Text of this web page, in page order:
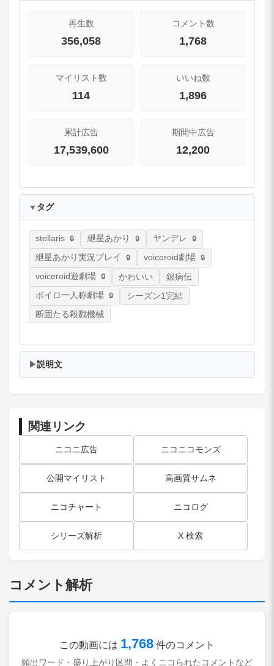
再生数
356,058
コメント数
1,768
マイリスト数
114
いいね数
1,896
累計広告
17,539,600
期間中広告
12,200
▼ タグ
stellaris 紲星あかり
ヤンデレ
紲星あかり実況プレイ
voiceroid劇場
voiceroid遊劇場
かわいい
銀病伝
ボイロ一人称劇場
シーズン1完結
断固たる殺戮機械
▶説明文
関連リンク
ニコニ広告 ニコニコモンズ
公開マイリスト 高画質サムネ
ニコチャート ニコログ
シリーズ解析 X 検索
コメント解析
この動画には 1,768 件のコメント
頻出ワード・盛り上がり区間・よくニコられたコメントなど